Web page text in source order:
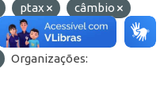
ptax
câmbio
HTML
Organizações: